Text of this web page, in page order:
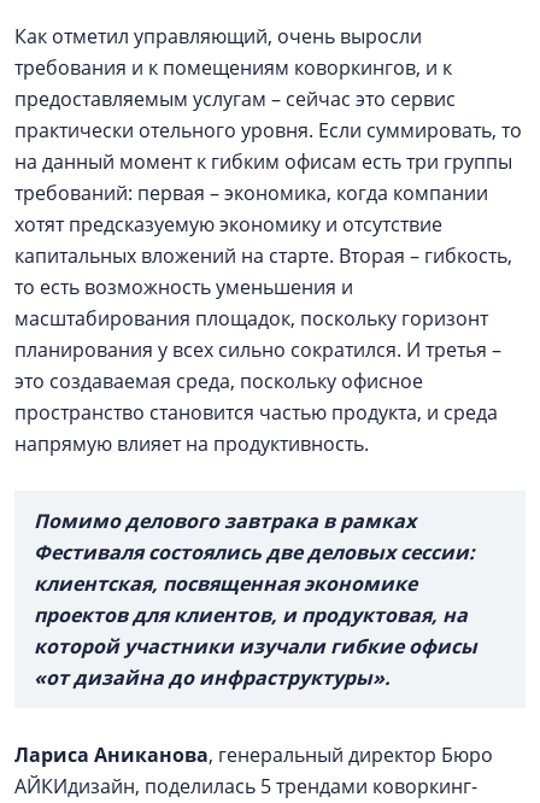
Как отметил управляющий, очень выросли
требования и к помещениям коворкингов, и к
предоставляемым услугам – сейчас это сервис
практически отельного уровня. Если суммировать, то
на данный момент к гибким офисам есть три группы
требований: первая – экономика, когда компании
хотят предсказуемую экономику и отсутствие
капитальных вложений на старте. Вторая – гибкость,
то есть возможность уменьшения и
масштабирования площадок, поскольку горизонт
планирования у всех сильно сократился. И третья –
это создаваемая среда, поскольку офисное
пространство становится частью продукта, и среда
напрямую влияет на продуктивность.
Помимо делового завтрака в рамках
Фестиваля состоялись две деловых сессии:
клиентская, посвященная экономике
проектов для клиентов, и продуктовая, на
которой участники изучали гибкие офисы
«от дизайна до инфраструктуры».
Лариса Аниканова, генеральный директор Бюро
АЙКИдизайн, поделилась 5 трендами коворкинг-